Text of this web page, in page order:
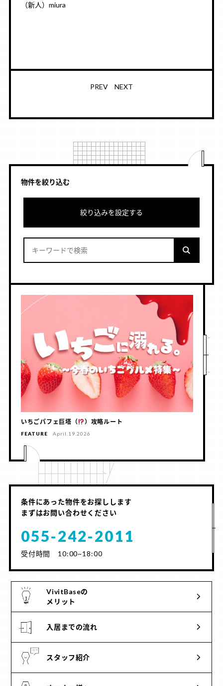
（新人）miura
PREV NEXT
物件を絞り込む
絞り込みを設定する
いちごパフェ巨塔（ ）攻略ルート
FEATURE April.19.2026
条件にあった物件をお探しします
まずはお問い合わせください
055-242-2011
受付時間 10:00~18:00
VivitBaseの
メリット
入居までの流れ
スタッフ紹介